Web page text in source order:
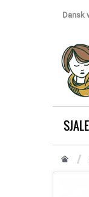
Dansk